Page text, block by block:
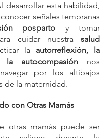
desarrollar esta habilidad,
señales tempranas
posparto y tomar
cuidar nuestra salud
la autorreflexión, la
autocompasión nos
por los altibajos
de la maternidad.
con Otras Mamás
otras mamás puede ser